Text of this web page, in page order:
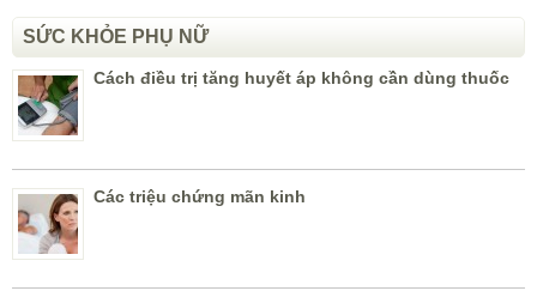
SỨC KHỎE PHỤ NỮ
Cách điều trị tăng huyết áp không cần dùng thuốc
Các triệu chứng mãn kinh